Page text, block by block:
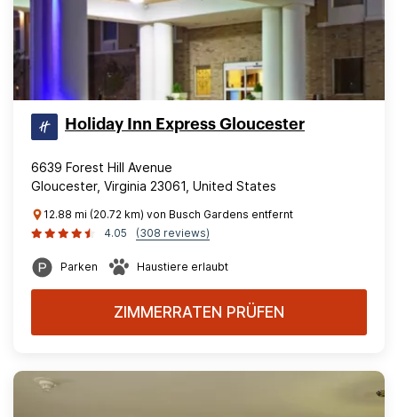
Holiday Inn Express Gloucester
6639 Forest Hill Avenue
Gloucester, Virginia 23061, United States
12.88 mi (20.72 km) von Busch Gardens entfernt
4.05
(308 reviews)
Parken Haustiere erlaubt
ZIMMERRATEN PRÜFEN